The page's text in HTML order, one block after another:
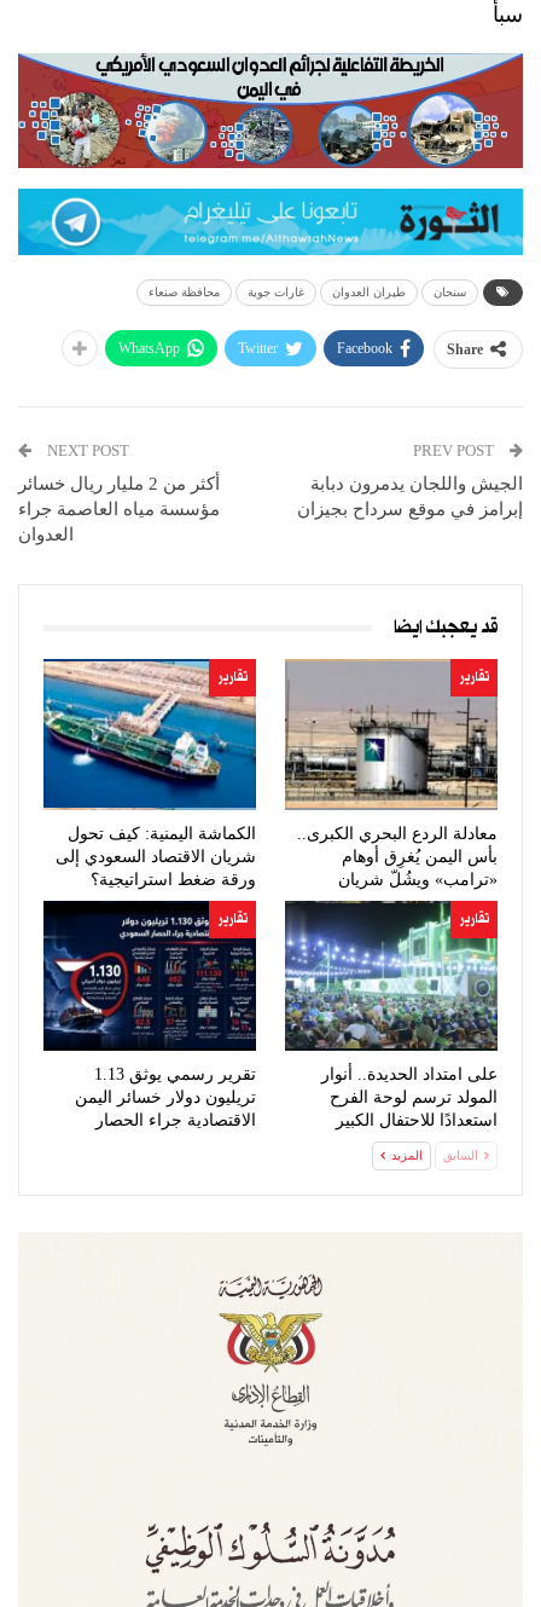
سبأ
سنحان طيران العدوان غارات جوية محافظة صنعاء
Share
Facebook
Twitter
WhatsApp
الجيش واللجان يدمرون دبابة
إبرامز في موقع سرداح بجيزان
NEXT POST
أكثر من 2 مليار ريال خسائر
مؤسسة مياه العاصمة جراء
العدوان
قد يعجبك ايضا
تقارير
معادلة الردع البحري الكبرى..
بأس اليمن يُغرِق أوهام
«ترامب» ويشُلّ شريان
النفط…
تقارير
الكماشة اليمنية: كيف تحول
شريان الاقتصاد السعودي إلى
ورقة ضغط استراتيجية؟
تقارير
على امتداد الحديدة.. أنوار
المولد ترسم لوحة الفرح
استعدادًا للاحتفال الكبير
تقارير
تقرير رسمي يوثق 1.13
تريليون دولار خسائر اليمن
الاقتصادية جراء الحصار
السابق المزيد